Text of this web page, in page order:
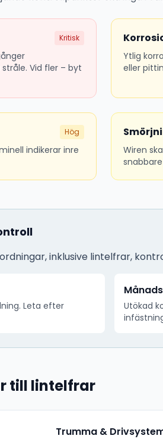
Kritisk
Vid fler – byt
Ytlig
eller
Hög
indikerar inre
Wiren
inklusive lintelfrar,
Leta efter
Utökad
till lintelfrar
Trumma &